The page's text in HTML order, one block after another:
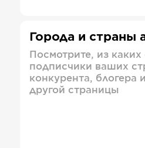
Города и страны
Посмотрите, из
подписчики ваших
конкурента, блогера
другой страницы